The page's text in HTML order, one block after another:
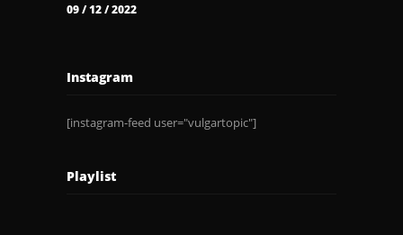
09 / 12 / 2022
Instagram
[instagram-feed user="vulgartopic"]
Playlist